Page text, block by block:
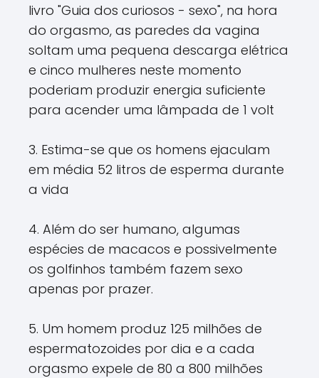
livro "Guia dos curiosos - sexo", na hora
do orgasmo, as paredes da vagina
soltam uma pequena descarga elétrica
e cinco mulheres neste momento
poderiam produzir energia suficiente
para acender uma lâmpada de 1 volt
3. Estima-se que os homens ejaculam
em média 52 litros de esperma durante
a vida
4. Além do ser humano, algumas
espécies de macacos e possivelmente
os golfinhos também fazem sexo
apenas por prazer.
5. Um homem produz 125 milhões de
espermatozoides por dia e a cada
orgasmo expele de 80 a 800 milhões